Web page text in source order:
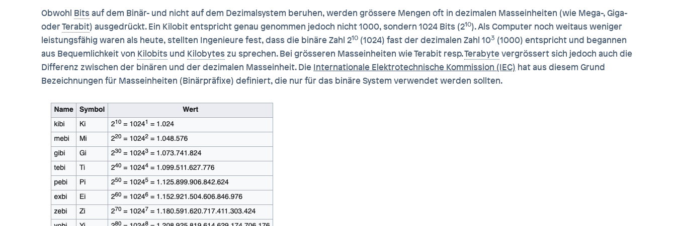
Obwohl Bitsauf dem Binär- und nicht auf dem Dezimalsystem beruhen, werden grössere Mengen oft in dezimalen Masseinheiten (wie Mega-, Giga-
oderTerabit) ausgedrückt. Ein Kilobit entspricht genau genommen jedoch nicht 1000, sondern 1024 Bits (210). Als Computer noch weitaus weniger
leistungsfähig waren als heute, stellten Ingenieure fest, dass die binäre Zahl 210 (1024) fast der dezimalen Zahl 103 (1000) entspricht und begannen
aus Bequemlichkeit von Kilobits und Kilobytes zu sprechen. Bei grösseren Masseinheiten wie Terabit resp.Terabytevergrössert sich jedoch auch die
Differenz zwischen der binären und der dezimalen Masseinheit. Die Internationale Elektrotechnische Kommission (IEC) hat aus diesem Grund
Bezeichnungen für Masseinheiten (Binärpräfixe) definiert, die nur für das binäre System verwendet werden sollten.